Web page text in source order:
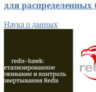
для распределенных
Наука о данных